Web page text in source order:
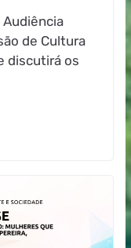
Audiência
de Cultura
discutirá os